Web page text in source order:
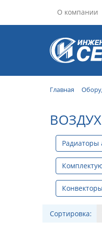
О компании
Главная
Сортировка: